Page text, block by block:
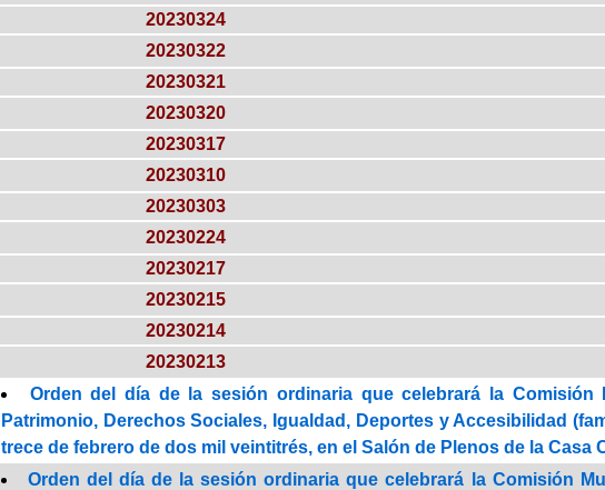
20230324
20230322
20230321
20230320
20230317
20230310
20230303
20230224
20230217
20230215
20230214
20230213
Orden del día de la sesión ordinaria que celebrará la Comisión
Patrimonio, Derechos Sociales, Igualdad, Deportes y Accesibilidad
trece de febrero de dos mil veintitrés, en el Salón de Plenos de la Casa
Orden del día de la sesión ordinaria que celebrará la Comisión